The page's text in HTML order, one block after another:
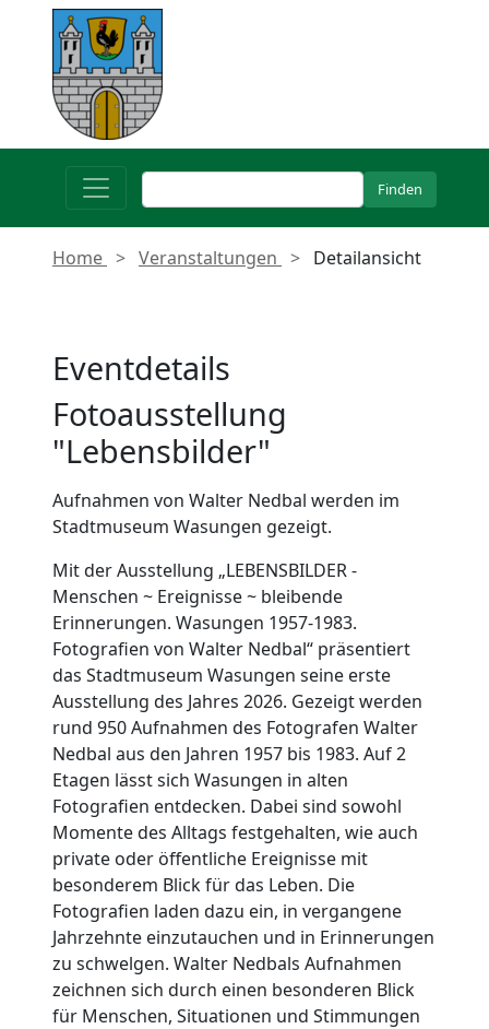
Home Veranstaltungen Detailansicht
Eventdetails
Fotoausstellung
"Lebensbilder"
Aufnahmen von Walter Nedbal werden im
Stadtmuseum Wasungen gezeigt.
Mit der Ausstellung „LEBENSBILDER -
Menschen ~ Ereignisse ~ bleibende
Erinnerungen. Wasungen 1957-1983.
Fotografien von Walter Nedbal“ präsentiert
das Stadtmuseum Wasungen seine erste
Ausstellung des Jahres 2026. Gezeigt werden
rund 950 Aufnahmen des Fotografen Walter
Nedbal aus den Jahren 1957 bis 1983. Auf 2
Etagen lässt sich Wasungen in alten
Fotografien entdecken. Dabei sind sowohl
Momente des Alltags festgehalten, wie auch
private oder öffentliche Ereignisse mit
besonderem Blick für das Leben. Die
Fotografien laden dazu ein, in vergangene
Jahrzehnte einzutauchen und in Erinnerungen
zu schwelgen. Walter Nedbals Aufnahmen
zeichnen sich durch einen besonderen Blick
für Menschen, Situationen und Stimmungen